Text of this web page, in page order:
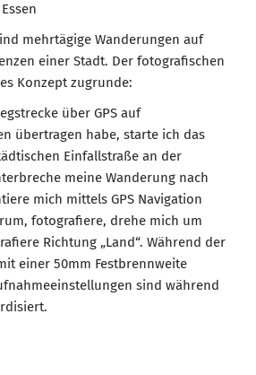
mehrtägige Wanderungen auf
einer Stadt. Der fotografischen
Konzept zugrunde:
über GPS auf
übertragen habe, starte ich das
Einfallstraße an der
meine Wanderung nach
mich mittels GPS Navigation
fotografiere, drehe mich um
Richtung „Land“. Während der
einer 50mm Festbrennweite
sind während